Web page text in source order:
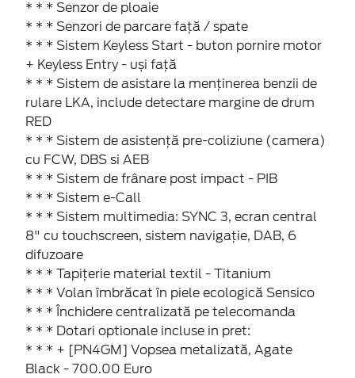
* * * Senzor de ploaie
* * * Senzori de parcare faţă / spate
* * * Sistem Keyless Start - buton pornire motor
+ Keyless Entry - uși față
* * * Sistem de asistare la menținerea benzii de
rulare LKA, include detectare margine de drum
RED
* * * Sistem de asistenţă pre-coliziune (camera)
cu FCW, DBS si AEB
* * * Sistem de frânare post impact - PIB
* * * Sistem e-Call
* * * Sistem multimedia: SYNC 3, ecran central
8" cu touchscreen, sistem navigaţie, DAB, 6
difuzoare
* * * Tapiţerie material textil - Titanium
* * * Volan îmbrăcat în piele ecologică Sensico
* * * Închidere centralizată pe telecomanda
* * * Dotari optionale incluse in pret:
* * * + [PN4GM] Vopsea metalizată, Agate
Black - 700.00 Euro